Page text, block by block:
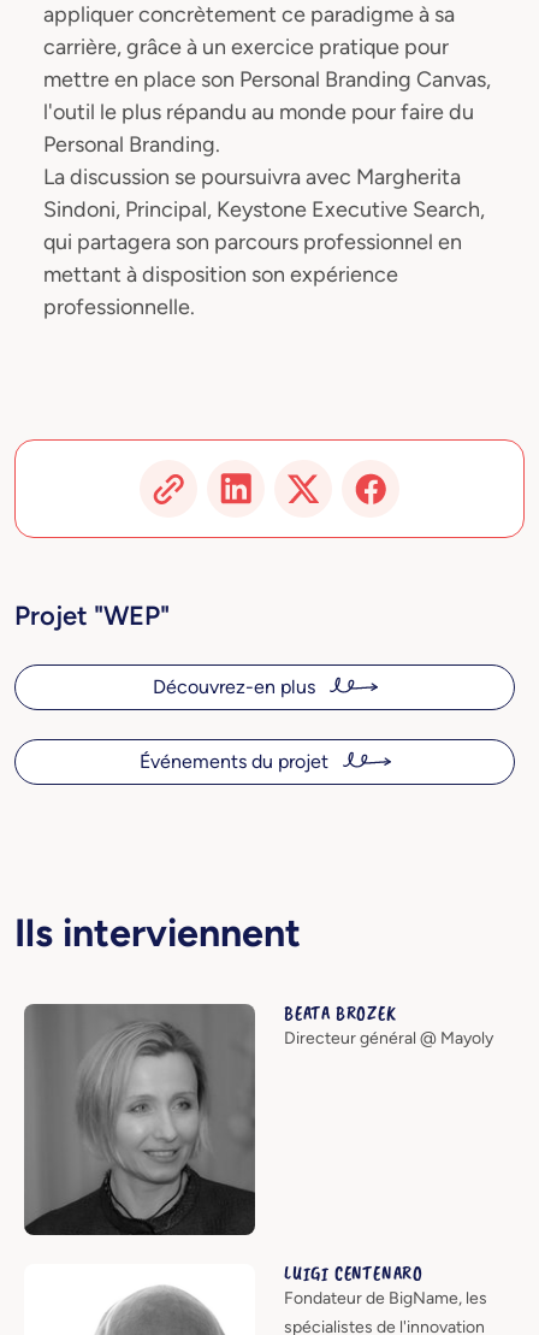
appliquer concrètement ce paradigme à sa
carrière, grâce à un exercice pratique pour
mettre en place son Personal Branding Canvas,
l'outil le plus répandu au monde pour faire du
Personal Branding.
La discussion se poursuivra avec Margherita
Sindoni, Principal, Keystone Executive Search,
qui partagera son parcours professionnel en
mettant à disposition son expérience
professionnelle.
Projet "WEP"
Découvrez-en plus
Événements du projet
Ils interviennent
BEATA BROZEK
Directeur général @ Mayoly
LUIGI CENTENARO
Fondateur de BigName, les
spécialistes de l'innovation